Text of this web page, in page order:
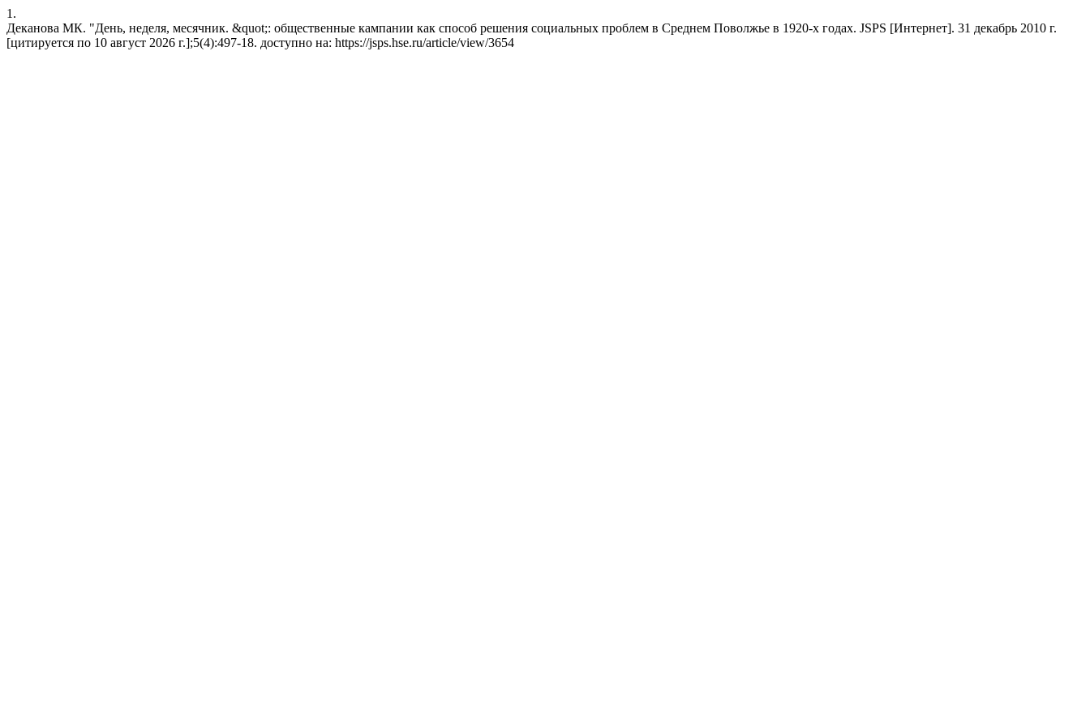
1.
Деканова МК. "День, неделя, месячник. &quot;: общественные кампании как способ решения социальных проблем в Среднем Поволжье в 1920-х годах. JSPS [Интернет]. 31 декабрь 2010 г.
[цитируется по 10 август 2026 г.];5(4):497-18. доступно на: https://jsps.hse.ru/article/view/3654